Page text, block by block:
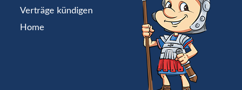
Verträge kündigen
Home